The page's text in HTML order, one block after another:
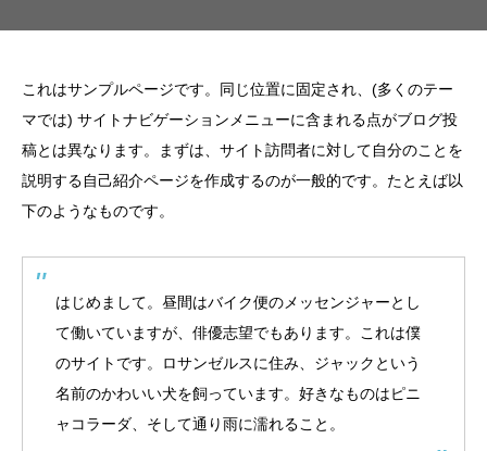
これはサンプルページです。同じ位置に固定され、(多くのテー
マでは) サイトナビゲーションメニューに含まれる点がブログ投
稿とは異なります。まずは、サイト訪問者に対して自分のことを
説明する自己紹介ページを作成するのが一般的です。たとえば以
下のようなものです。
はじめまして。昼間はバイク便のメッセンジャーとし
て働いていますが、俳優志望でもあります。これは僕
のサイトです。ロサンゼルスに住み、ジャックという
名前のかわいい犬を飼っています。好きなものはピニ
ャコラーダ、そして通り雨に濡れること。